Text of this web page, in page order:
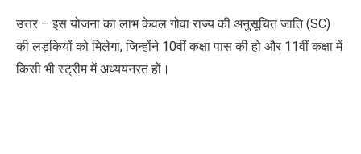
उत्तर – इस योजना का लाभ केवल गोवा राज्य की अनुसूचित जाति (SC)
की लड़कियों को मिलेगा,जिन्होंने 10वीं कक्षा पास की हो और 11वीं कक्षा में
किसी भी स्ट्रीम में अध्ययनरत हों।